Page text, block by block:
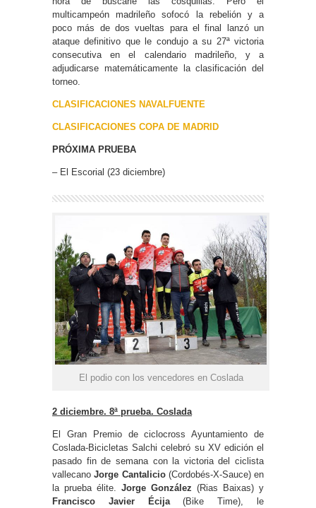
multicampeón madrileño sofocó la rebelión y a
poco más de dos vueltas para el final lanzó un
ataque definitivo que le condujo a su 27ª victoria
consecutiva en el calendario madrileño, y a
adjudicarse matemáticamente la clasificación del
torneo.
CLASIFICACIONES NAVALFUENTE
CLASIFICACIONES COPA DE MADRID
PRÓXIMA PRUEBA
– El Escorial (23 diciembre)
El podio con los vencedores en Coslada
2 diciembre. 8ª prueba. Coslada
El Gran Premio de ciclocross Ayuntamiento de
Coslada-Bicicletas Salchi celebró su XV edición el
pasado fin de semana con la victoria del ciclista
vallecanoJorge Cantalicio(Cordobés-X-Sauce) en
la prueba élite. Jorge González (Rias Baixas) y
Francisco Javier Écija(Bike Time), le